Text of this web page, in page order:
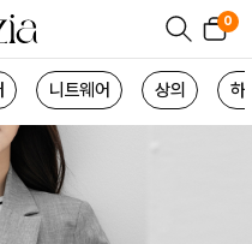
0
니트웨어 상의 하